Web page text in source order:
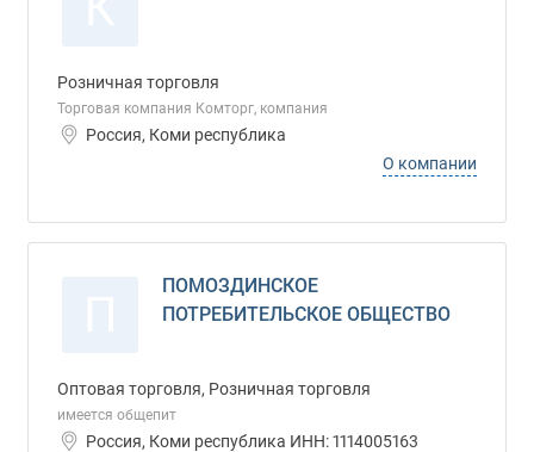
Розничная торговля
Торговая компания Комторг, компания
Россия, Коми республика
О компании
ПОМОЗДИНСКОЕ
ПОТРЕБИТЕЛЬСКОЕ ОБЩЕСТВО
Оптовая торговля, Розничная торговля
имеется общепит
Россия, Коми республика ИНН: 1114005163